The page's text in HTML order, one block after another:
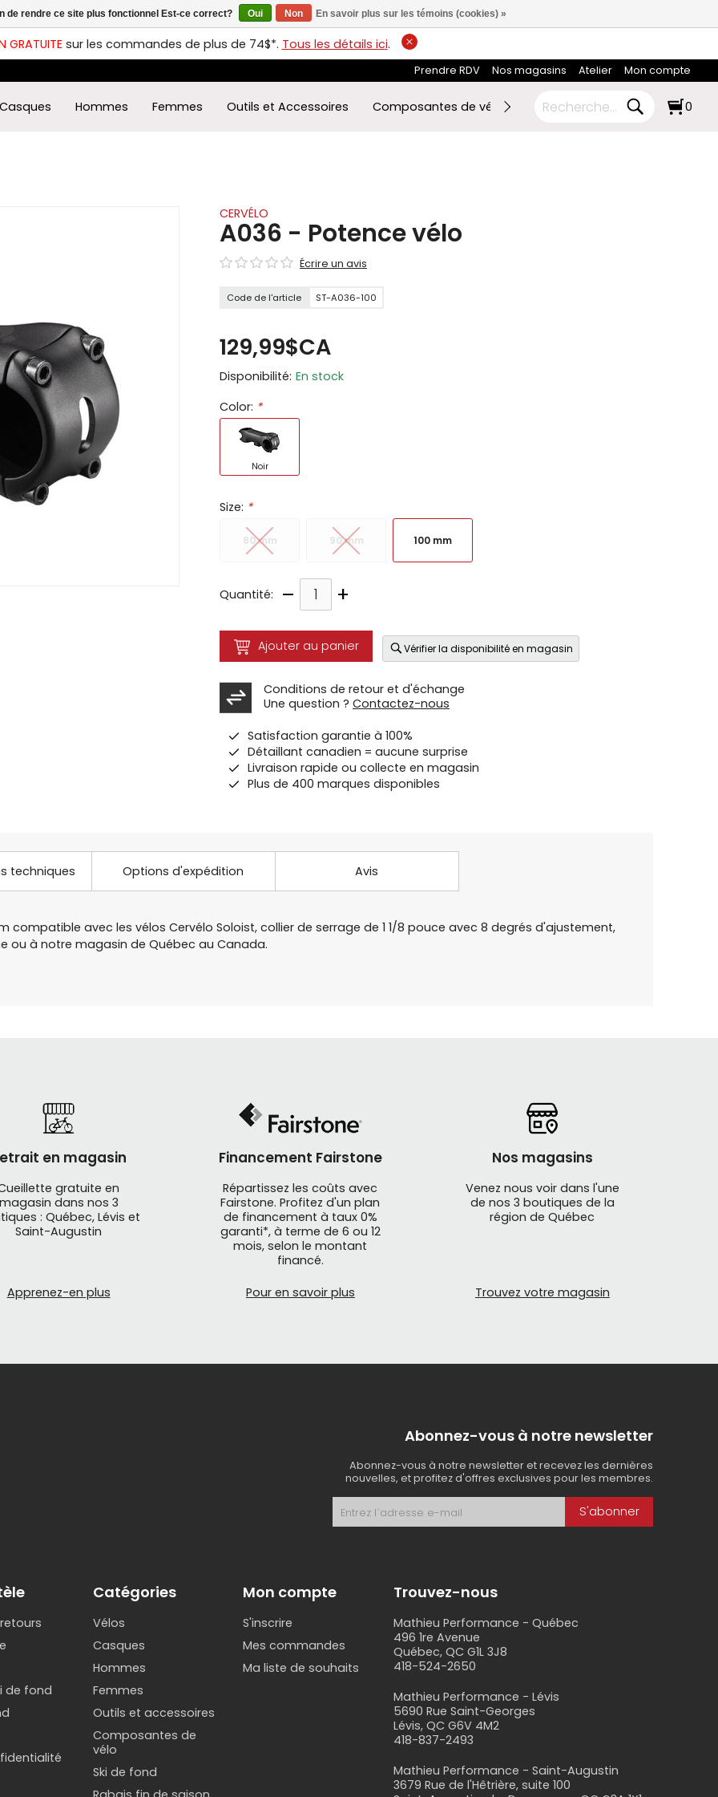
GRATUITEsur les commandes de plus de 74$*. Tous les détails ici.
Prendre RDV Nos magasins Atelier Mon compte
Casques Hommes Femmes Outils et Accessoires Composantes de vélo Ski de fond RABAIS FIN DE
0
CERVÉLO
A036 - Potence vélo
Écrire un avis
Code de l'article ST-A036-100
129,99$CA
Disponibilité: En stock
Color: *
Noir
Size: *
80 mm 90 mm 100 mm
Quantité: – +
Ajouter au panier Vérifier la disponibilité en magasin
Conditions de retour et d'échange
Une question ? Contactez-nous
Satisfaction garantie à 100%
Détaillant canadien = aucune surprise
Livraison rapide ou collecte en magasin
Plus de 400 marques disponibles
techniques Options d'expédition Avis
compatible avec les vélos Cervélo Soloist, collier de serrage de 1 1/8 pouce avec 8 degrés d'ajustement,
ou à notre magasin de Québec au Canada.
en magasin
gratuite en
magasin dans nos 3
: Québec, Lévis et
Saint-Augustin
Apprenez-en plus
Financement Fairstone
Répartissez les coûts avec
Fairstone. Profitez d'un plan
de financement à taux 0%
garanti*, à terme de 6 ou 12
mois, selon le montant
financé.
Pour en savoir plus
Nos magasins
Venez nous voir dans l'une
de nos 3 boutiques de la
région de Québec
Trouvez votre magasin
Abonnez-vous à notre newsletter
Abonnez-vous à notre newsletter et recevez les dernières
nouvelles, et profitez d'offres exclusives pour les membres.
S'abonner
de fond
Catégories
Vélos
Casques
Hommes
Femmes
Outils et accessoires
Composantes de
vélo
Ski de fond
Mon compte
S'inscrire
Mes commandes
Ma liste de souhaits
Trouvez-nous
Mathieu Performance - Québec
496 1re Avenue
Québec, QC G1L 3J8
418-524-2650
Mathieu Performance - Lévis
5690 Rue Saint-Georges
Lévis, QC G6V 4M2
418-837-2493
Mathieu Performance - Saint-Augustin
3679 Rue de l'Hêtrière, suite 100
de rendre ce site plus fonctionnel Est-ce correct? Oui Non En savoir plus sur les témoins (cookies) »